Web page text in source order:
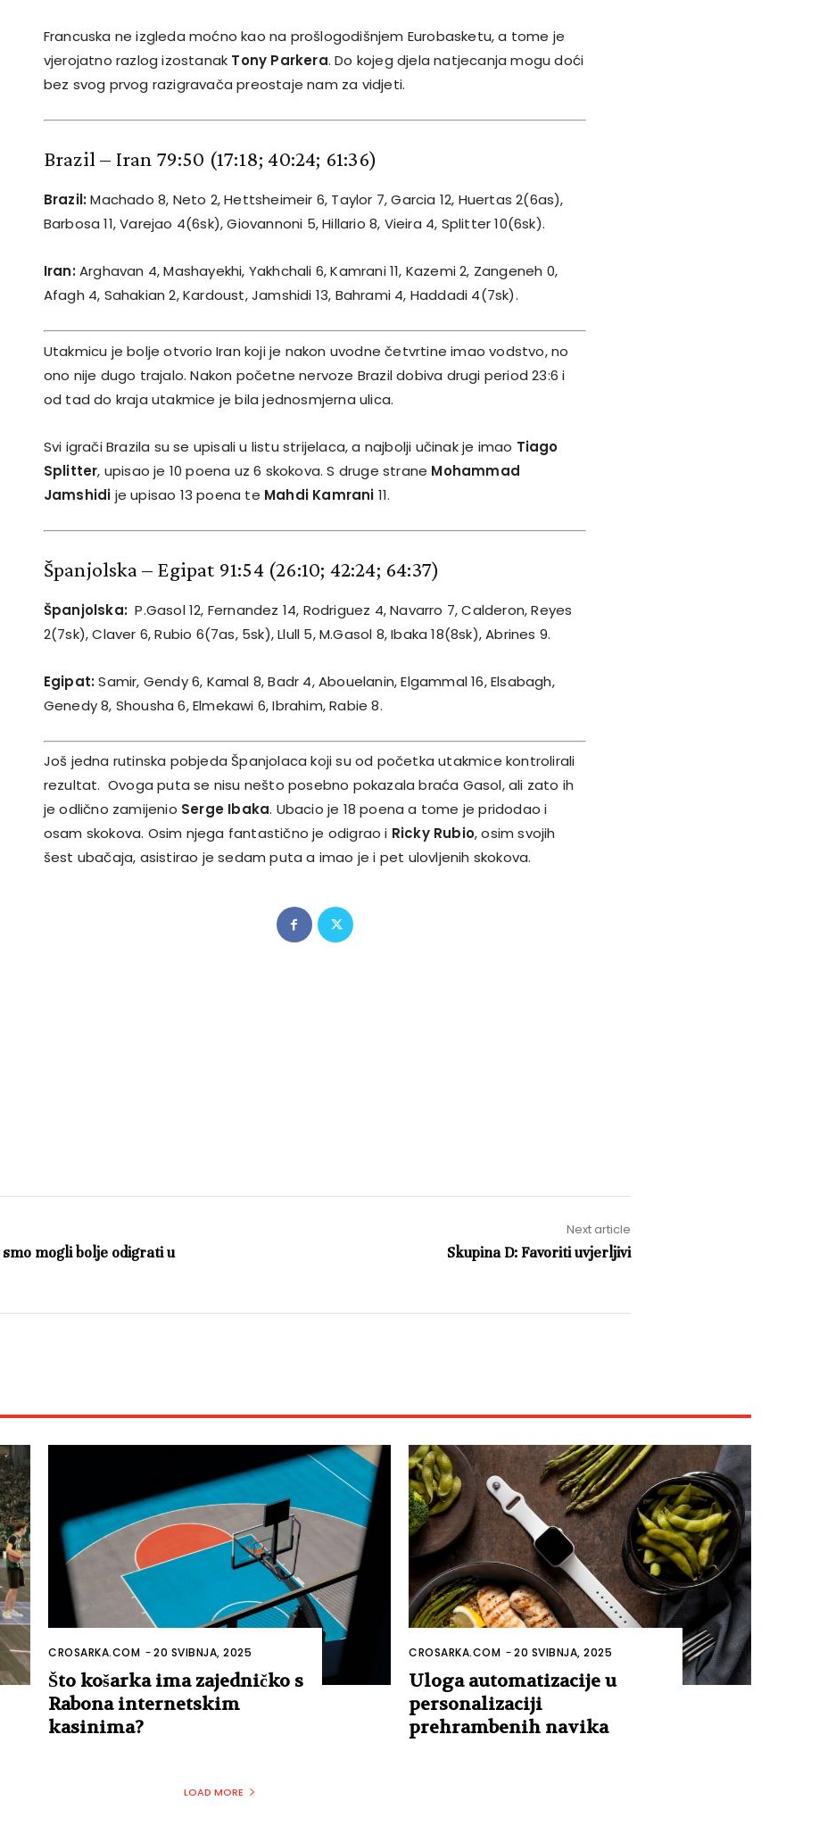
Francuska ne izgleda moćno kao na prošlogodišnjem Eurobasketu, a tome je
vjerojatno razlog izostanak Tony Parkera. Do kojeg djela natjecanja mogu doći
bez svog prvog razigravača preostaje nam za vidjeti.
Brazil – Iran 79:50 (17:18; 40:24; 61:36)
Brazil:Machado 8, Neto 2, Hettsheimeir 6, Taylor 7, Garcia 12, Huertas 2(6as),
Barbosa 11, Varejao 4(6sk), Giovannoni 5, Hillario 8, Vieira 4, Splitter 10(6sk).
Iran:Arghavan 4, Mashayekhi, Yakhchali 6, Kamrani 11, Kazemi 2, Zangeneh 0,
Afagh 4, Sahakian 2, Kardoust, Jamshidi 13, Bahrami 4, Haddadi 4(7sk).
Utakmicu je bolje otvorio Iran koji je nakon uvodne četvrtine imao vodstvo, no
ono nije dugo trajalo. Nakon početne nervoze Brazil dobiva drugi period 23:6 i
od tad do kraja utakmice je bila jednosmjerna ulica.
Svi igrači Brazila su se upisali u listu strijelaca, a najbolji učinak je imao Tiago
Splitter, upisao je 10 poena uz 6 skokova. S druge strane Mohammad
Jamshidi je upisao 13 poena te Mahdi Kamrani 11.
Španjolska – Egipat 91:54 (26:10; 42:24; 64:37)
Španjolska:P.Gasol 12, Fernandez 14, Rodriguez 4, Navarro 7, Calderon, Reyes
2(7sk), Claver 6, Rubio 6(7as, 5sk), Llull 5, M.Gasol 8, Ibaka 18(8sk), Abrines 9.
Egipat:Samir, Gendy 6, Kamal 8, Badr 4, Abouelanin, Elgammal 16, Elsabagh,
Genedy 8, Shousha 6, Elmekawi 6, Ibrahim, Rabie 8.
Još jedna rutinska pobjeda Španjolaca koji su od početka utakmice kontrolirali
rezultat. Ovoga puta se nisu nešto posebno pokazala braća Gasol, ali zato ih
je odlično zamijenio Serge Ibaka. Ubacio je 18 poena a tome je pridodao i
osam skokova. Osim njega fantastično je odigrao i Ricky Rubio, osim svojih
šest ubačaja, asistirao je sedam puta a imao je i pet ulovljenih skokova.
smo mogli bolje odigrati u
Next article
Skupina D: Favoriti uvjerljivi
CROSARKA.COM -20 SVIBNJA, 2025
Što košarka ima zajedničko s
Rabona internetskim
kasinima?
CROSARKA.COM -20 SVIBNJA, 2025
Uloga automatizacije u
personalizaciji
prehrambenih navika
LOAD MORE